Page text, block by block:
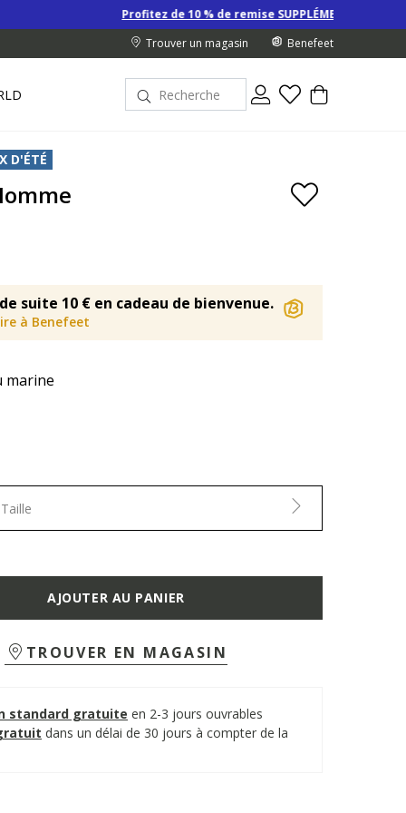
Profitez de 10 % de remise SUPPLÉMENTAIRE sur les
Trouver un magasin
Benefeet
D'ÉTÉ
suite 10 € en cadeau de bienvenue.
à Benefeet
marine
AJOUTER AU PANIER
TROUVER EN MAGASIN
standard gratuite en 2-3 jours ouvrables
dans un délai de 30 jours à compter de la